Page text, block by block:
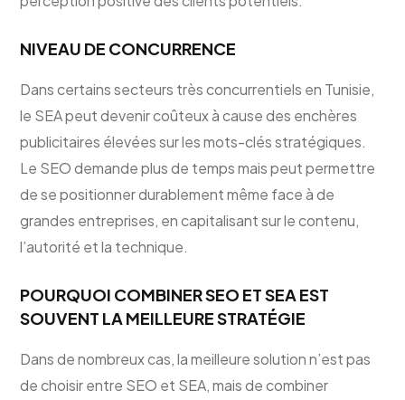
NIVEAU DE CONCURRENCE
Dans certains secteurs très concurrentiels en Tunisie,
le SEA peut devenir coûteux à cause des enchères
publicitaires élevées sur les mots-clés stratégiques.
Le SEO demande plus de temps mais peut permettre
de se positionner durablement même face à de
grandes entreprises, en capitalisant sur le contenu,
l’autorité et la technique.
POURQUOI COMBINER SEO ET SEA EST
SOUVENT LA MEILLEURE STRATÉGIE
Dans de nombreux cas, la meilleure solution n’est pas
de choisir entre SEO et SEA, mais de combiner